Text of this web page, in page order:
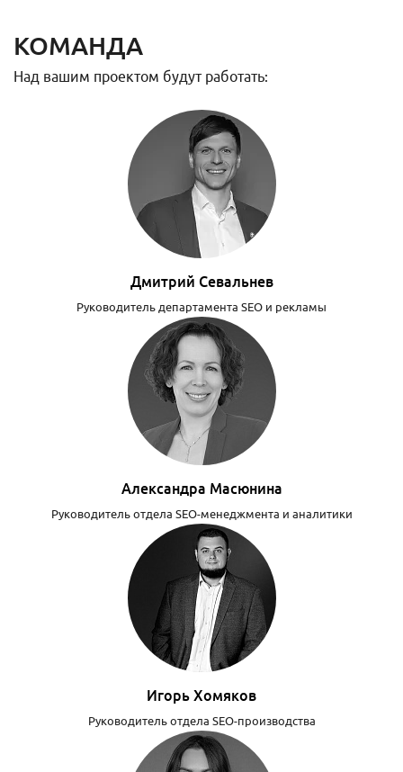
КОМАНДА
Над вашим проектом будут работать:
Дмитрий Севальнев
Руководитель департамента SEO и рекламы
Александра Масюнина
Руководитель отдела SEO-менеджмента и аналитики
Игорь Хомяков
Руководитель отдела SEO-производства